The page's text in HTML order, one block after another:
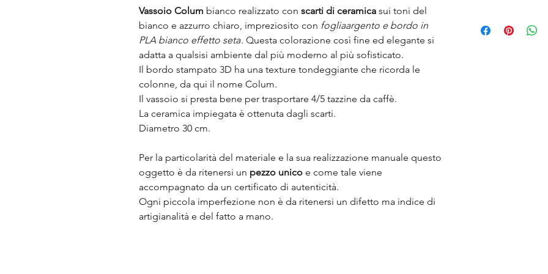
Vassoio Colum bianco realizzato con scarti di ceramica sui toni del
bianco e azzurro chiaro, impreziosito con fogliaargento e bordo in
PLA bianco effetto seta. Questa colorazione così fine ed elegante si
adatta a qualsisi ambiente dal più moderno al più sofisticato.
Il bordo stampato 3D ha una texture tondeggiante che ricorda le
colonne, da qui il nome Colum.
Il vassoio si presta bene per trasportare 4/5 tazzine da caffè.
La ceramica impiegata è ottenuta dagli scarti.
Diametro 30 cm.
Per la particolarità del materiale e la sua realizzazione manuale questo
oggetto è da ritenersi un pezzo unico e come tale viene
accompagnato da un certificato di autenticità.
Ogni piccola imperfezione non è da ritenersi un difetto ma indice di
artigianalità e del fatto a mano.
subisce rottura